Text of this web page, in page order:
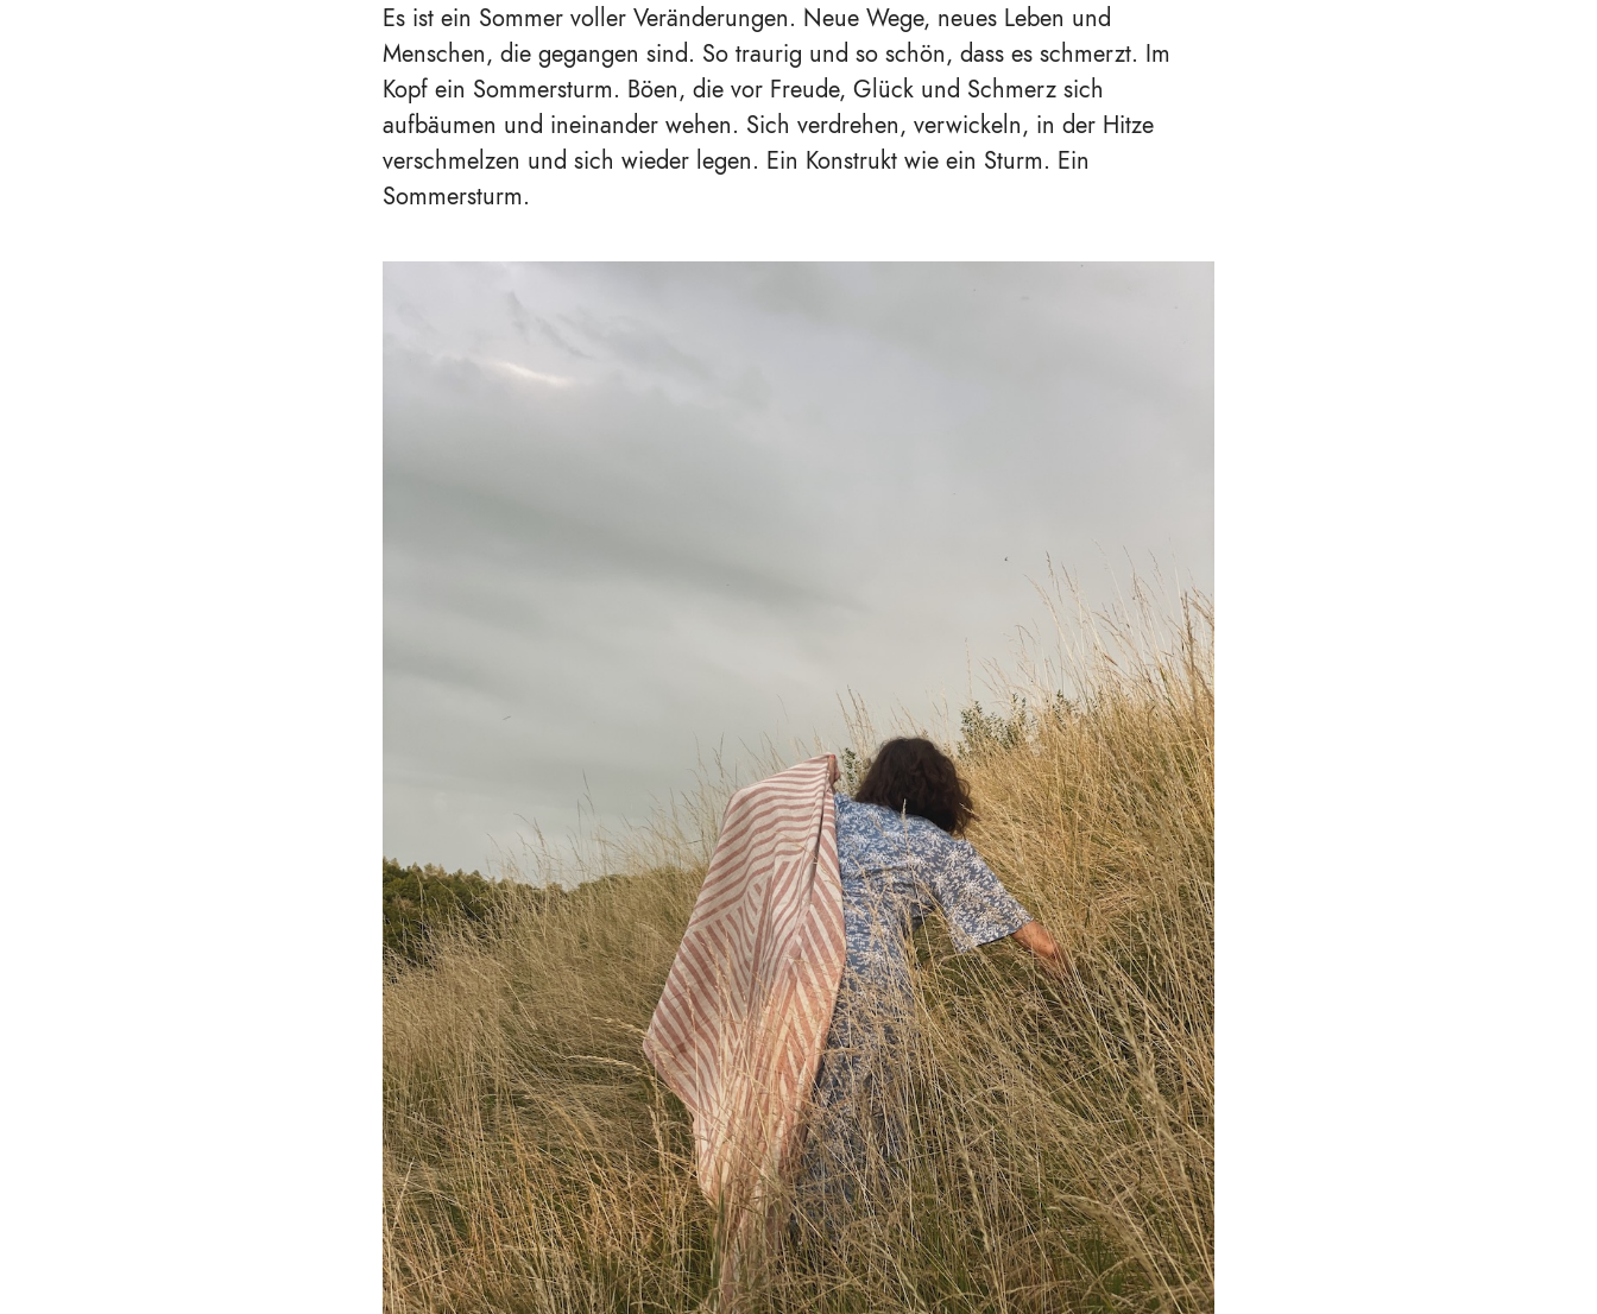
Es ist ein Sommer voller Veränderungen. Neue Wege, neues Leben und
Menschen, die gegangen sind. So traurig und so schön, dass es schmerzt. Im
Kopf ein Sommersturm. Böen, die vor Freude, Glück und Schmerz sich
aufbäumen und ineinander wehen. Sich verdrehen, verwickeln, in der Hitze
verschmelzen und sich wieder legen. Ein Konstrukt wie ein Sturm. Ein
Sommersturm.